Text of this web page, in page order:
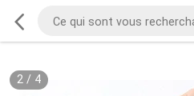
2/ 4